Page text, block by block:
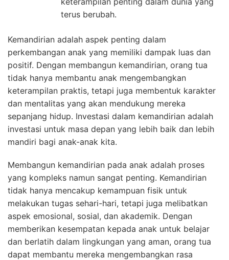
terus berubah.
Kemandirian adalah aspek penting dalam
perkembangan anak yang memiliki dampak luas dan
positif. Dengan membangun kemandirian, orang tua
tidak hanya membantu anak mengembangkan
keterampilan praktis, tetapi juga membentuk karakter
dan mentalitas yang akan mendukung mereka
sepanjang hidup. Investasi dalam kemandirian adalah
investasi untuk masa depan yang lebih baik dan lebih
mandiri bagi anak-anak kita.
Membangun kemandirian pada anak adalah proses
yang kompleks namun sangat penting. Kemandirian
tidak hanya mencakup kemampuan fisik untuk
melakukan tugas sehari-hari, tetapi juga melibatkan
aspek emosional, sosial, dan akademik. Dengan
memberikan kesempatan kepada anak untuk belajar
dan berlatih dalam lingkungan yang aman, orang tua
dapat membantu mereka mengembangkan rasa